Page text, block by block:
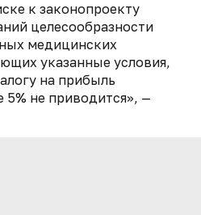
к законопроекту
целесообразности
медицинских
указанные условия,
на прибыль
5% не приводится», —